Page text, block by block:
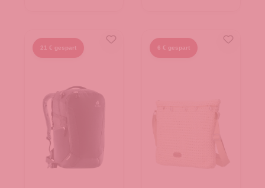
21 € gespart 6 € gespart